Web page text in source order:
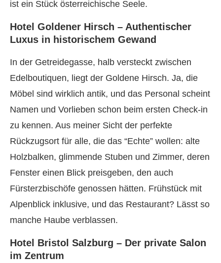
ist ein Stück österreichische Seele.
Hotel Goldener Hirsch – Authentischer
Luxus in historischem Gewand
In der Getreidegasse, halb versteckt zwischen
Edelboutiquen, liegt der Goldene Hirsch. Ja, die
Möbel sind wirklich antik, und das Personal scheint
Namen und Vorlieben schon beim ersten Check-in
zu kennen. Aus meiner Sicht der perfekte
Rückzugsort für alle, die das “Echte” wollen: alte
Holzbalken, glimmende Stuben und Zimmer, deren
Fenster einen Blick preisgeben, den auch
Fürsterzbischöfe genossen hätten. Frühstück mit
Alpenblick inklusive, und das Restaurant? Lässt so
manche Haube verblassen.
Hotel Bristol Salzburg – Der private Salon
im Zentrum